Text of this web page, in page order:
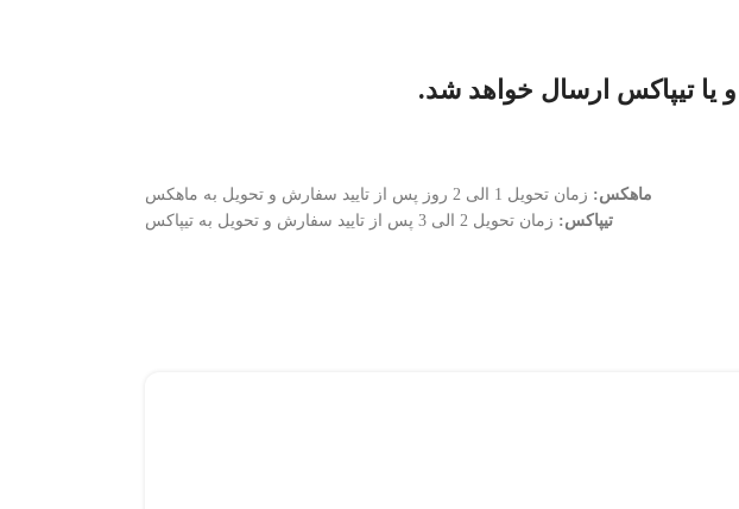
تیپاکس ارسال خواهد شد.
ماهکس: زمان تحویل 1 الی 2 روز پس از تایید سفارش و تحویل به ماهکس
تیپاکس: زمان تحویل 2 الی 3 پس از تایید سفارش و تحویل به تیپاکس